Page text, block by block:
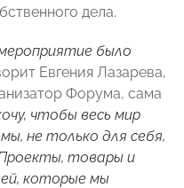
дела.
было
Евгения Лазарева,
Форума, сама
чтобы весь мир
не только для себя,
товары и
которые мы